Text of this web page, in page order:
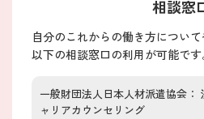
相談窓
自分のこれからの働き方につい
以下の相談窓口の利用が可能です
一般財団法人日本人材派遣協会 ：
ャリアカウンセリング